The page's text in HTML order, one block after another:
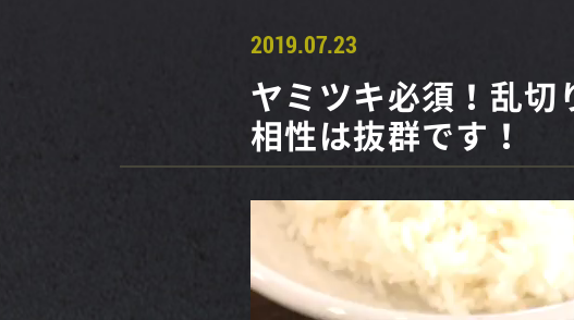
2019.07.23
ヤミツキ必須！乱
相性は抜群です！
プ
レ